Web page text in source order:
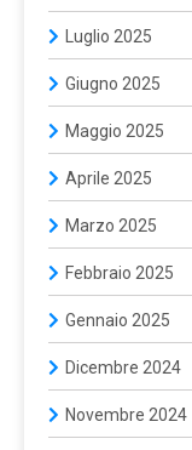
Luglio 2025
Giugno 2025
Maggio 2025
Aprile 2025
Marzo 2025
Febbraio 2025
Gennaio 2025
Dicembre 2024
Novembre 2024